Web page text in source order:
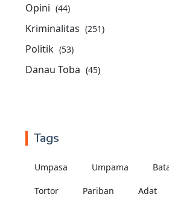
Opini (44)
Kriminalitas (251)
Politik (53)
Danau Toba (45)
Tags
Umpasa Umpama
Tortor Pariban Adat